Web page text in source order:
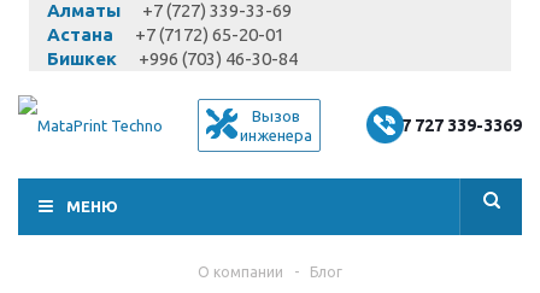
Алматы
+7 (727) 339-33-69
Астана
+7 (7172) 65-20-01
Бишкек
+996 (703) 46-30-84
Вызов
инженера
+7 727 339-3369
МЕНЮ
О компании - Блог